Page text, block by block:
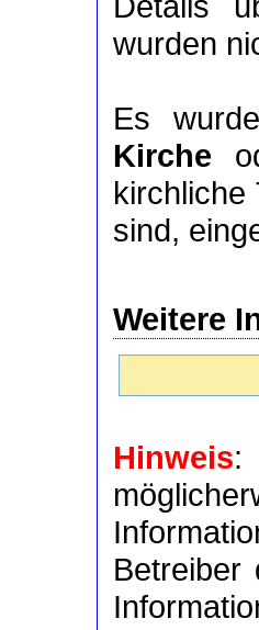
wurden
Es
Kirche
kirchliche
sind,
Weitere
Hinweis: